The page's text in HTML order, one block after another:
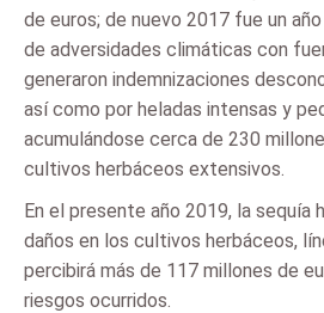
de euros; de nuevo 2017 fue un
de adversidades climáticas con
generaron indemnizaciones
así como por heladas intensas y
acumulándose cerca de 230
cultivos herbáceos extensivos.
En el presente año 2019, la sequía
daños en los cultivos herbáceos,
percibirá más de 117 millones de
riesgos ocurridos.